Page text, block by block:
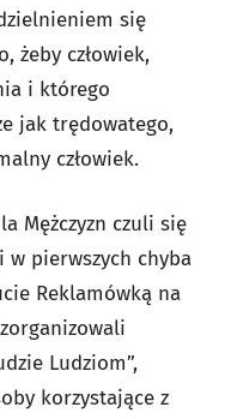
się
żeby człowiek,
i którego
jak trędowatego,
człowiek.
Mężczyzn czuli się
w pierwszych chyba
Reklamówką na
Ludziom”,
korzystające z